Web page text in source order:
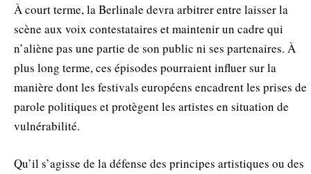
À court terme, la Berlinale devra arbitrer entre laisser la
scène aux voix contestataires et maintenir un cadre qui
n’aliène pas une partie de son public ni ses partenaires. À
plus long terme, ces épisodes pourraient influer sur la
manière dont les festivals européens encadrent les prises de
parole politiques et protègent les artistes en situation de
vulnérabilité.
Qu’il s’agisse de la défense des principes artistiques ou des